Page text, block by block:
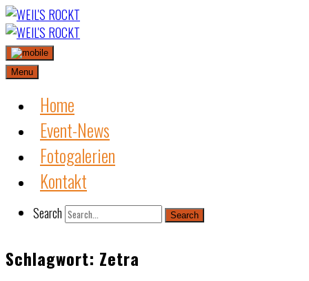
Skip
to
content
Menu
Home
Event-News
Fotogalerien
Kontakt
Search Search
Schlagwort: Zetra